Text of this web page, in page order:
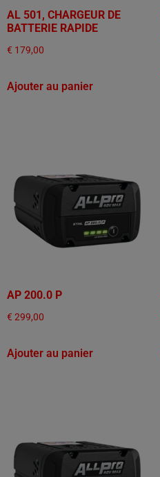
AL 501, CHARGEUR DE
BATTERIE RAPIDE
€ 179,00
Ajouter au panier
AP 200.0 P
€ 299,00
Ajouter au panier